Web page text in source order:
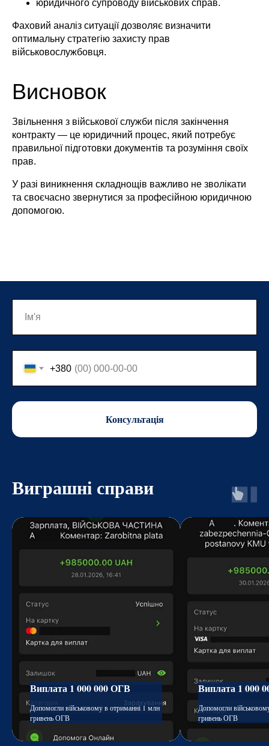
юридичного супроводу військових справ.
Фаховий аналіз ситуації дозволяє визначити
оптимальну стратегію захисту прав
військовослужбовця.
Висновок
Звільнення з військової служби після закінчення
контракту — це юридичний процес, який потребує
правильної підготовки документів та розуміння своїх
прав.
У разі виникнення складнощів важливо не зволікати
та своєчасно звернутися за професійною юридичною
допомогою.
+380
Консультація
Виграшні справи
Виплата 1 000 000 ОГВ
Допомогли військовому в отриманні 1 млн
гривень ОГВ
Виплата 1 000
Допомогли
гривень ОГВ